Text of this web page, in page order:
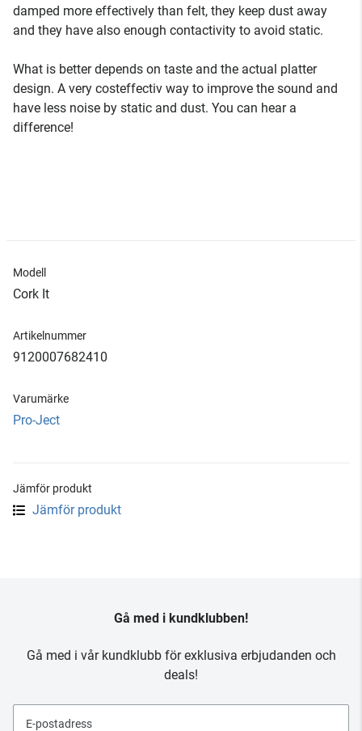
damped more effectively than felt, they keep dust away
and they have also enough contactivity to avoid static.
What is better depends on taste and the actual platter
design. A very costeffectiv way to improve the sound and
have less noise by static and dust. You can hear a
difference!
Modell
Cork It
Artikelnummer
9120007682410
Varumärke
Pro-Ject
Jämför produkt
Jämför produkt
Gå med i kundklubben!
Gå med i vår kundklubb för exklusiva erbjudanden och
deals!
E-postadress